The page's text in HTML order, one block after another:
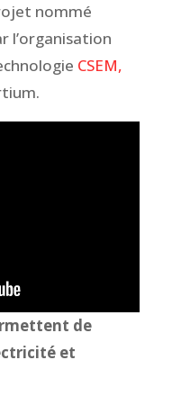
nommé
l’organisation
CSEM,
de
et